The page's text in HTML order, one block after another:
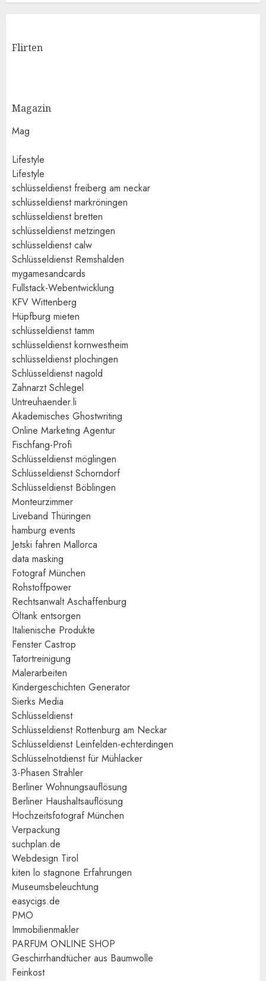
Flirten
Magazin
Mag
Lifestyle
Lifestyle
schlüsseldienst freiberg am neckar
schlüsseldienst markröningen
schlüsseldienst bretten
schlüsseldienst metzingen
schlüsseldienst calw
Schlüsseldienst Remshalden
mygamesandcards
Fullstack-Webentwicklung
KFV Wittenberg
Hüpfburg mieten
schlüsseldienst tamm
schlüsseldienst kornwestheim
schlüsseldienst plochingen
Schlüsseldienst nagold
Zahnarzt Schlegel
Untreuhaender.li
Akademisches Ghostwriting
Online Marketing Agentur
Fischfang-Profi
Schlüsseldienst möglingen
Schlüsseldienst Schorndorf
Schlüsseldienst Böblingen
Monteurzimmer
Liveband Thüringen
hamburg events
Jetski fahren Mallorca
data masking
Fotograf München
Rohstoffpower
Rechtsanwalt Aschaffenburg
Öltank entsorgen
Italienische Produkte
Fenster Castrop
Tatortreinigung
Malerarbeiten
Kindergeschichten Generator
Sierks Media
Schlüsseldienst
Schlüsseldienst Rottenburg am Neckar
Schlüsseldienst Leinfelden-echterdingen
Schlüsselnotdienst für Mühlacker
3-Phasen Strahler
Berliner Wohnungsauflösung
Berliner Haushaltsauflösung
Hochzeitsfotograf München
Verpackung
suchplan.de
Webdesign Tirol
kiten lo stagnone Erfahrungen
Museumsbeleuchtung
easycigs.de
PMO
Immobilienmakler
PARFUM ONLINE SHOP
Geschirrhandtücher aus Baumwolle
Feinkost